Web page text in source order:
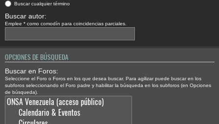
Buscar cualquier término
Buscar autor:
Emplee * como comodín para coincidencias parciales.
OPCIONES DE BÚSQUEDA
Buscar en Foros:
Seleccione el Foro o Foros en los que desea buscar. Para agilizar puede buscar en los
subforos seleccionando el Foro padre y habilitar la búsqueda en los subforos (en Opciones
de búsqueda).